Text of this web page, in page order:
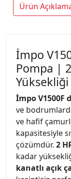
Ürün
İmpo
Pompa |
İmpo V1500F
ve
ve hafif
kapasitesiyle
çözümdür. 2
kadar
kanatlı açık